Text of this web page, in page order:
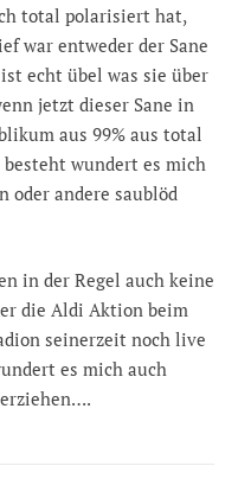
total polarisiert hat,
war entweder der Sane
echt übel was sie über
jetzt dieser Sane in
aus 99% aus total
besteht wundert es mich
oder andere saublöd
in der Regel auch keine
die Aldi Aktion beim
seinerzeit noch live
es mich auch